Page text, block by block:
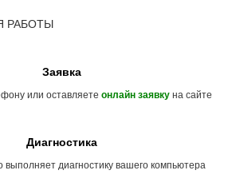
РАБОТЫ
Заявка
или оставляете онлайн заявкуна сайте
Диагностика
диагностику вашего компьютера